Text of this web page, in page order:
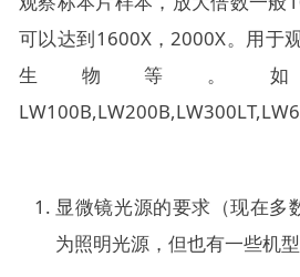
可以达到1600X，2000X。用于
生物等。
显微镜光源的要求（现在多
为照明光源，但也有一些机型